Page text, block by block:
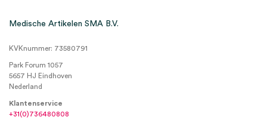
Medische Artikelen SMA B.V.
KVKnummer: 73580791
Park Forum 1057
5657 HJ Eindhoven
Nederland
Klantenservice
+31(0)736480808